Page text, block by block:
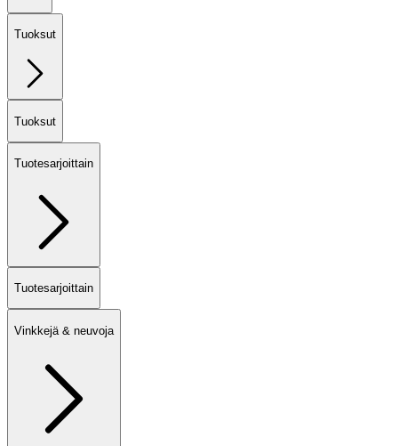
Tuoksut
Tuoksut
Tuotesarjoittain
Tuotesarjoittain
Vinkkejä & neuvoja